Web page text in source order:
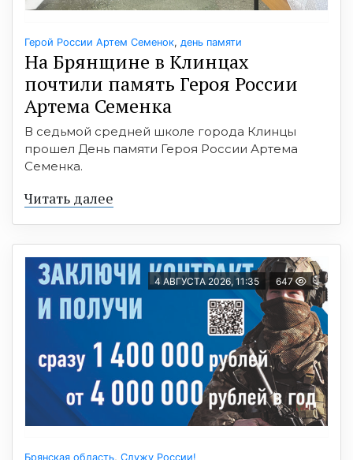
Герой России Артем Семенок, день памяти
На Брянщине в Клинцах
почтили память Героя России
Артема Семенка
В седьмой средней школе города Клинцы
прошел День памяти Героя России Артема
Семенка.
Читать далее
4 АВГУСТА 2026, 11:35 647
Брянская область, Служу России!